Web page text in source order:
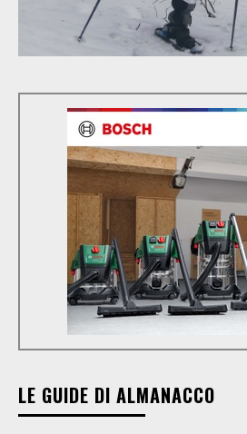
LE GUIDE DI ALMANACCO